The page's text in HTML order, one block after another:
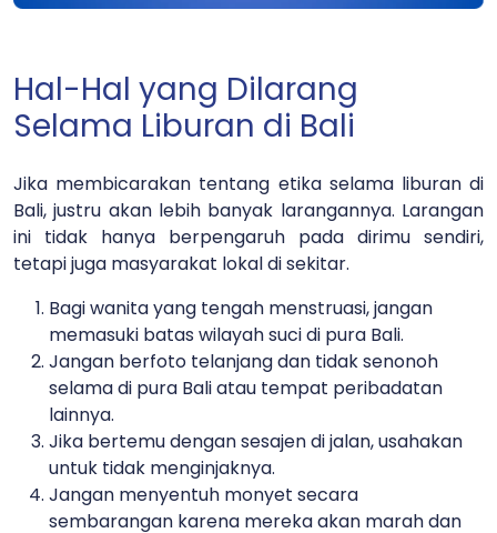
Hal-Hal yang Dilarang
Selama Liburan di Bali
Jika membicarakan tentang etika selama liburan di
Bali, justru akan lebih banyak larangannya. Larangan
ini tidak hanya berpengaruh pada dirimu sendiri,
tetapi juga masyarakat lokal di sekitar.
Bagi wanita yang tengah menstruasi, jangan
memasuki batas wilayah suci di pura Bali.
Jangan berfoto telanjang dan tidak senonoh
selama di pura Bali atau tempat peribadatan
lainnya.
Jika bertemu dengan sesajen di jalan, usahakan
untuk tidak menginjaknya.
Jangan menyentuh monyet secara
sembarangan karena mereka akan marah dan